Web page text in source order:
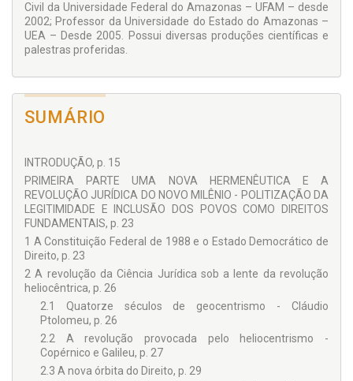
Leitura imprescindível ao operador do Direito!
Civil da Universidade Federal do Amazonas – UFAM – desde
2002; Professor da Universidade do Estado do Amazonas –
UEA – Desde 2005. Possui diversas produções científicas e
palestras proferidas.
SUMÁRIO
INTRODUÇÃO, p. 15
PRIMEIRA PARTE UMA NOVA HERMENÊUTICA E A
REVOLUÇÃO JURÍDICA DO NOVO MILÊNIO - POLITIZAÇÃO DA
LEGITIMIDADE E INCLUSÃO DOS POVOS COMO DIREITOS
FUNDAMENTAIS, p. 23
1 A Constituição Federal de 1988 e o Estado Democrático de
Direito, p. 23
2 A revolução da Ciência Jurídica sob a lente da revolução
heliocêntrica, p. 26
2.1 Quatorze séculos de geocentrismo - Cláudio
Ptolomeu, p. 26
2.2 A revolução provocada pelo heliocentrismo -
Copérnico e Galileu, p. 27
2.3 A nova órbita do Direito, p. 29